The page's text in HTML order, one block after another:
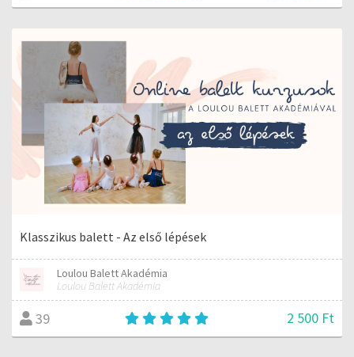
Klasszikus balett - Az első lépések
Loulou Balett Akadémia
Loulou Balett Akadémia
39 2 500 Ft